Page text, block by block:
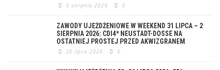
3 sierpnia 2026 0
ZAWODY UJEŻDŻENIOWE W WEEKEND 31 LIPCA – 2
SIERPNIA 2026: CDI4* NEUSTADT-DOSSE NA
OSTATNIEJ PROSTEJ PRZED AKWIZGRANEM
30 lipca 2026 0